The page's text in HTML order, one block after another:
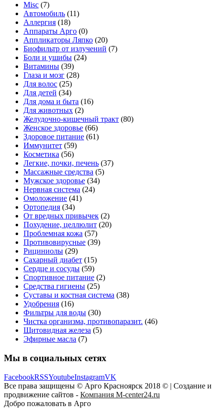
Misc (7)
Автомобиль (11)
Аллергия (18)
Аппараты Арго (0)
Аппликаторы Ляпко (20)
Биофильтр от излучений (7)
Боли и ушибы (24)
Витамины (39)
Глаза и мозг (28)
Для волос (25)
Для детей (34)
Для дома и быта (16)
Для животных (2)
Желудочно-кишечный тракт (80)
Женское здоровье (66)
Здоровое питание (61)
Иммунитет (59)
Косметика (56)
Легкие, почки, печень (37)
Массажные средства (5)
Мужское здоровье (34)
Нервная система (24)
Омоложение (41)
Ортопедия (34)
От вредных привычек (2)
Похудение, целлюлит (20)
Проблемная кожа (57)
Противовирусные (39)
Рициниолы (29)
Сахарный диабет (15)
Сердце и сосуды (59)
Спортивное питание (2)
Средства гигиены (25)
Суставы и костная система (38)
Удобрения (16)
Фильтры для воды (30)
Чистка организма, противопаразит. (46)
Щитовидная железа (5)
Эфирные масла (7)
Мы в социальных сетях
FacebookRSSYoutubeInstagramVK
Все права защищены © Арго Красноярск 2018 © | Создание и
продвижение сайтов - Компания M-center24.ru
Добро пожаловать в Арго